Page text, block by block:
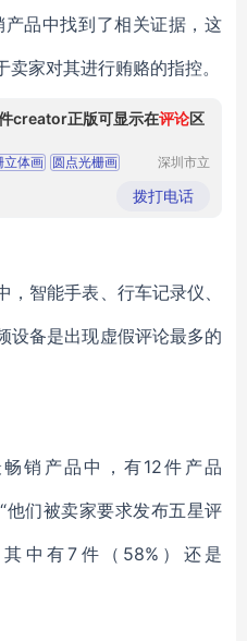
品中找到了相关证据，这
家对其进行贿赂的指控。
creator正版可显示在评论区
立体画 圆点光栅画
深圳市立
技有限公
司
拨打电话
智能手表、行车记录仪、
设备是出现虚假评论最多的
销产品中，有12件产品
他们被卖家要求发布五星评
中有7件（58%）还是